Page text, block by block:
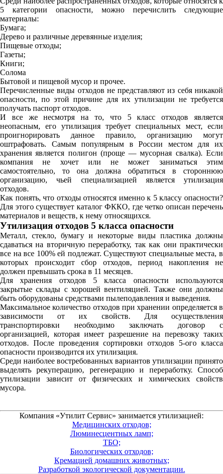
5 категории опасности, можно перечислить следующие
материалы:
Бумага;
Дерево и различные деревянные изделия;
Пищевые отходы;
Газеты;
Книги;
Солома
Бытовой и пищевой мусор и прочее.
Перечисленные виды отходов не представляют из себя никакой
опасности, по этой причине для их утилизации не требуется
получать паспорт отходов.
И все же несмотря на то, что 5 класс отходов является
неопасным, его утилизация требует специальных мест, если
проигнорировать данное правило, организацию могут
оштрафовать. Самым популярным в России местом для их
хранения является полигон (проще — мусорная свалка). Если
компания не хочет или не может заниматься этим
самостоятельно, то она должна обратиться в стороннюю
организацию, чьей специализацией является утилизация
отходов.
Как понять, что отходы относятся именно к 5 классу опасности?
Для этого существует каталог ФККО, где четко описан перечень
материалов и веществ, к нему относящихся.
Утилизация отходов 5 класса опасности
Металл, стекло, бумагу и некоторые виды пластика должны
сдаваться на вторичную переработку, так как они практически
все на все 100% ей подлежат. Существуют специальные места, в
которых происходит сбор отходов, период накопления не
должен превышать срока в 11 месяцев.
Для хранения отходов 5 класса опасности используются
закрытые склады с хорошей вентиляцией. Также они должны
быть оборудованы средствами пылеподавления и выведения.
Максимальное количество отходов при хранении определяется в
зависимости от их свойств. Для осуществления
транспортировки необходимо заключать договор с
организацией, которая имеет разрешение на перевозку таких
отходов. После проведения сортировки отходов 5-ого класса
опасности производится их утилизация.
Среди наиболее востребованных вариантов утилизации принято
выделять рекуперацию, регенерацию и переработку. Способ
утилизации зависит от физических и химических свойств
мусора.
Компания «Утилит Сервис» занимается утилизацией:
Медицинских отходов;
Люминесцентных ламп;
ТБО;
Биологических отходов;
Кремацией домашних животных;
Разработкой экологической документации.